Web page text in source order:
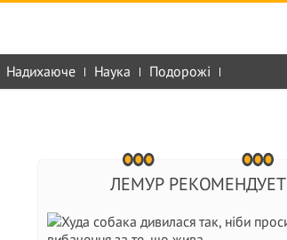
Надихаюче Наука Подорожі
ЛЕМУР РЕКОМЕНДУЕТ